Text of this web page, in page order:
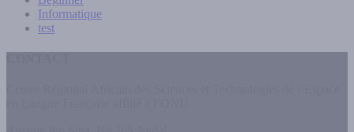
Informatique
test